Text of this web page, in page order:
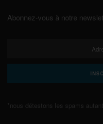
Abonnez-vous à notre
*nous détestons les spams